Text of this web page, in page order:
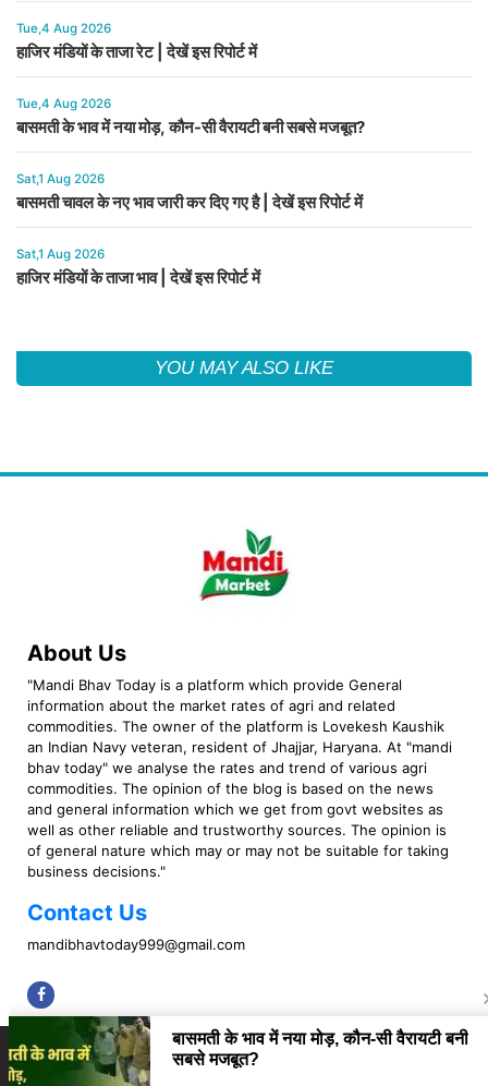
Tue,4 Aug 2026
हाजिर मंडियों के ताजा रेट | देखें इस रिपोर्ट में
Tue,4 Aug 2026
बासमती के भाव में नया मोड़, कौन-सी वैरायटी बनी सबसे मजबूत?
Sat,1 Aug 2026
बासमती चावल के नए भाव जारी कर दिए गए है | देखें इस रिपोर्ट में
Sat,1 Aug 2026
हाजिर मंडियों के ताजा भाव | देखें इस रिपोर्ट में
YOU MAY ALSO LIKE
About Us
"Mandi Bhav Today is a platform which provide General
information about the market rates of agri and related
commodities. The owner of the platform is Lovekesh Kaushik
an Indian Navy veteran, resident of Jhajjar, Haryana. At "mandi
bhav today" we analyse the rates and trend of various agri
commodities. The opinion of the blog is based on the news
and general information which we get from govt websites as
well as other reliable and trustworthy sources. The opinion is
of general nature which may or may not be suitable for taking
business decisions."
Contact Us
mandibhavtoday999@gmail.com
Copyright © 2023 Mandi Bhav Today. All rights Reserved. Powered by TIMES
INTERNET (GETM360).